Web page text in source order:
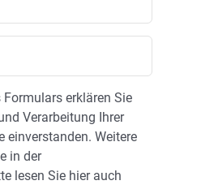
erklären Sie
Verarbeitung Ihrer
einverstanden. Weitere
in der
lesen Sie hier auch